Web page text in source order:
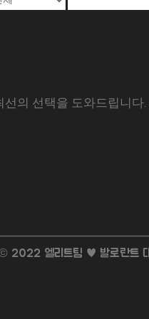
의 선택을 도와드립니다.
엘리트팀 ♥ 발로란트 대